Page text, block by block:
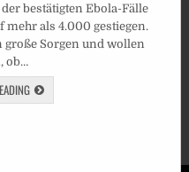
bestätigten Ebola-Fälle
mehr als 4.000 gestiegen.
große Sorgen und wollen
ob…